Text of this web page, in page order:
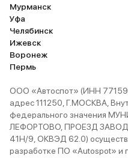
настроена хорошо.
дергается, едет
пинков. В режиме
становится еще
турбо мотор это
отметить работу
панорамный режим
Изображение на
мониторе
пространство
Мурманск
Уфа
Челябинск
Ижевск
Воронеж
Пермь
ООО «Автоспот» (ИНН
адрес 111250, Г.МОСКВА,
федерального значения
ЛЕФОРТОВО, ПРОЕЗД
41Н/9, ОКВЭД 62.0)
разработке ПО «Autospot» и